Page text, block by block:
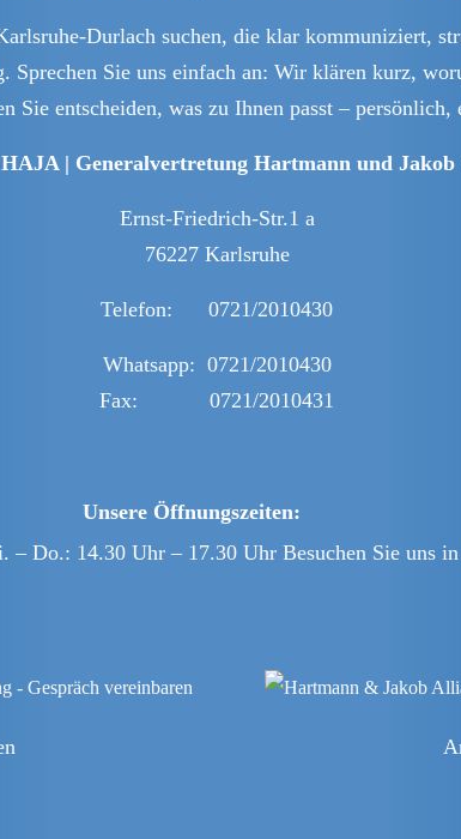
Durlach suchen, die klar kommuniziert,
Sie uns einfach an: Wir klären kurz,
Sie entscheiden, was zu Ihnen passt –
| Generalvertretung Hartmann und Jakob
Ernst-Friedrich-Str.1 a
76227 Karlsruhe
Telefon: 0721/2010430
Whatsapp: 0721/2010430
Fax: 0721/2010431
Unsere Öffnungszeiten:
Do.: 14.30 Uhr – 17.30 Uhr Besuchen Sie uns